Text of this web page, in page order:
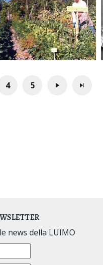
4 5
news della LUIMO